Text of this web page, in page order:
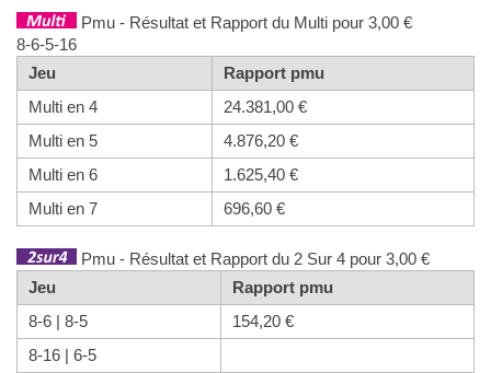
Pmu - Résultat et Rapport du Multi pour 3,00 €
8-6-5-16
Jeu
Rapport pmu
Multi en 4
24.381,00 €
Multi en 5
4.876,20 €
Multi en 6
1.625,40 €
Multi en 7
696,60 €
Pmu - Résultat et Rapport du 2 Sur 4 pour 3,00 €
Jeu
Rapport pmu
8-6 | 8-5
154,20 €
8-16 | 6-5